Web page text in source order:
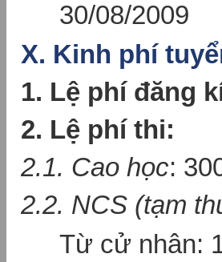
30/08/2009
X. Kinh phí
1. Lệ phí đăng
2. Lệ phí thi:
2.1. Cao học:
2.2. NCS (tạm
Từ cử nhân: